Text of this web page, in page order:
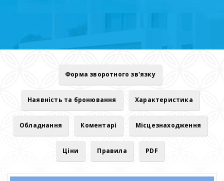
Форма зворотного зв'язку
Наявність та бронювання Характеристика
Обладнання Коментарі Місцезнаходження
Ціни Правила PDF